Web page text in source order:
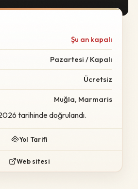
Şu an kapalı
Pazartesi / Kapalı
Ücretsiz
Muğla, Marmaris
tarihinde doğrulandı.
Yol Tarifi
Web sitesi